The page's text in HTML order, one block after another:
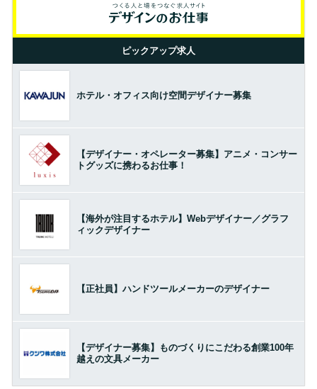
ピックアップ求人
ホテル・オフィス向け空間デザイナー募集
【デザイナー・オペレーター募集】アニメ・コンサー
トグッズに携わるお仕事！
【海外が注目するホテル】Webデザイナー／グラフ
ィックデザイナー
【正社員】ハンドツールメーカーのデザイナー
【デザイナー募集】ものづくりにこだわる創業100年
越えの文具メーカー